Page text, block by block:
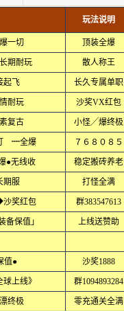
玩法说明
一切 顶装全爆
期耐玩 散人称王
起飞 长久专属单职
耐玩 沙奖VX红包
复古 小怪╱爆终极
┉全爆 ７６８０８５
●无线收 稳定搬砖养老
期服 打怪全满
奖红包 群383547613
备保值」 上线送赞助
值● 沙奖1888
上线》 群1094893284
终极 零充通关全满